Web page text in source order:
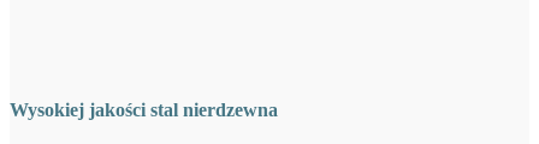
Wysokiej jakości stal nierdzewna